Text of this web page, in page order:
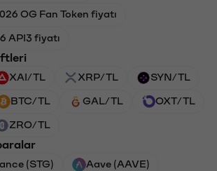
OG Fan Token fiyatı
API3 fiyatı
XAI/TL XRP/TL SYN/TL
BTC/TL GAL/TL OXT/TL
ZRO/TL
(STG) Aave (AAVE)